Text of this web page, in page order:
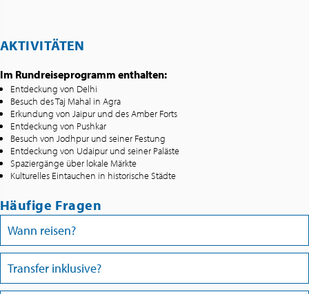
AKTIVITÄTEN
Im Rundreiseprogramm enthalten:
Entdeckung von Delhi
Besuch des Taj Mahal in Agra
Erkundung von Jaipur und des Amber Forts
Entdeckung von Pushkar
Besuch von Jodhpur und seiner Festung
Entdeckung von Udaipur und seiner Paläste
Spaziergänge über lokale Märkte
Kulturelles Eintauchen in historische Städte
Häufige Fragen
Wann reisen?
Transfer inklusive?